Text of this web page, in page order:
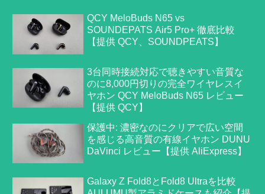
QCY MeloBuds N65 vs
SOUNDEPATS Air5 Pro+ 徹底比較
【提供 QCY、SOUNDPEATS】
3台同時接続対応で聴きやすい音質な
のに8,000円切りの完全ワイヤレスイ
ヤホン QCY MeloBuds N65 レビュー
【提供 QCY】
保護中: 濃密なのにクリアで広い空間
を感じる高音質の有線イヤホン DUNU
DaVinci レビュー【提供 AliExpress】
Galaxy Z Fold8とFold8 Ultraを比較